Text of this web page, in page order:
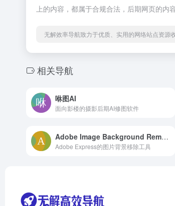
上的内容，都属于合规合法，后期网页的内
无解效率导航致力于优质、实用的网络站点资源
相关导航
咻图AI
面向影楼的摄影后期AI修图软件
Adobe Image Background Remover
Adobe Express的图片背景移除工具